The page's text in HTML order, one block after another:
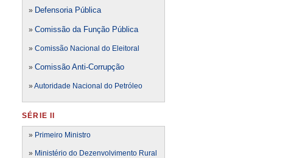
» Defensoria Pública
» Comissão da Função Pública
» Comissão Nacional do Eleitoral
» Comissão Anti-Corrupção
» Autoridade Nacional do Petróleo
SÉRIE II
» Primeiro Ministro
» Ministério do Dezenvolvimento Rural